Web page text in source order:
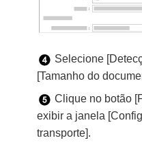
Selecione
[Tamanho do
Clique no botão
exibir a janela
transporte].